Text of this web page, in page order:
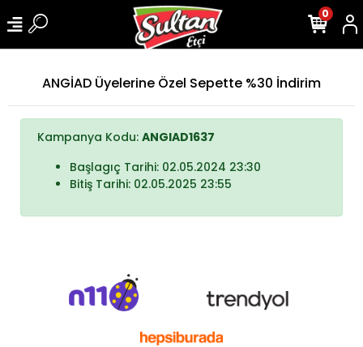
0
ANGİAD Üyelerine Özel Sepette %30 İndirim
Kampanya Kodu: ANGIAD1637
Başlagıç Tarihi: 02.05.2024 23:30
Bitiş Tarihi: 02.05.2025 23:55